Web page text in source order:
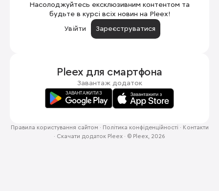
Насолоджуйтесь ексклюзивним контентом та
будьте в курсі всіх новин на Pleex!
Увійти
Зареєструватися
Pleex для смартфона
Завантаж додаток
Правила користування сайтом · Політика конфіденційності · Контакти
· Скачати додаток Pleex · © Pleex, 2026